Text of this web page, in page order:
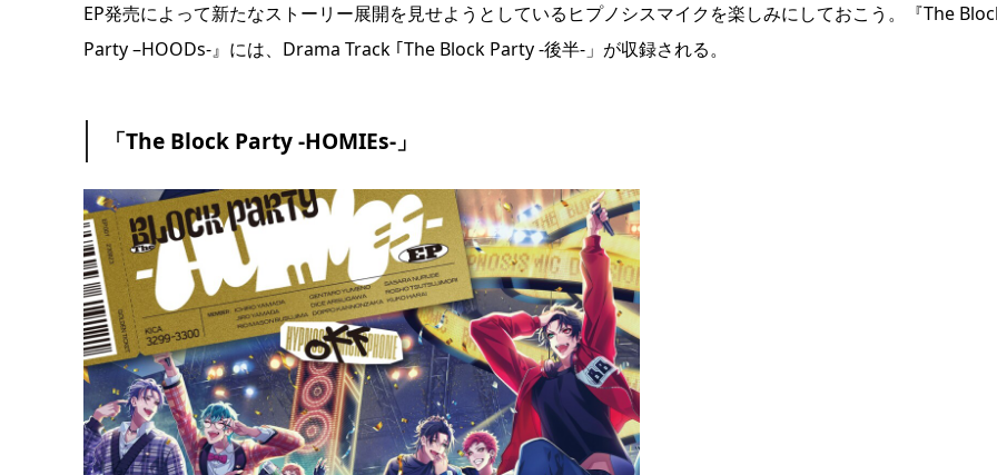
EP発売によって新たなストーリー展開を見せようとしているヒプノシスマイクを楽しみにしておこう。『The
Party –HOODs-』には、Drama Track ｢The Block Party -後半-」が収録される。
「The Block Party -HOMIEs-」